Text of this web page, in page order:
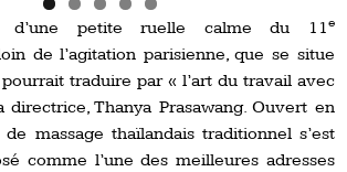
d’une petite ruelle calme du 11e
de l’agitation parisienne, que se situe
pourrait traduire par « l’art du travail avec
Thanya Prasawang. Ouvert en
massage thaïlandais traditionnel s’est
comme l’une des meilleures adresses